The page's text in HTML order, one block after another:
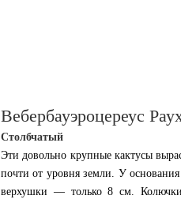
Вебербауэроцереус
Столбчатый
Эти довольно крупные кактусы
почти от уровня земли. У
верхушки — только 8 см.